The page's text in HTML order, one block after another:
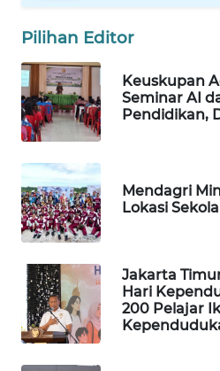
Pilihan Editor
Keuskupan
Seminar AI
Pendidikan,
Mendagri
Lokasi
Jakarta
Hari
200 Pelajar
DESA
LAPAK
WAHANA
Wahana
Network
KONSUMEN
MASYARAKAT
KELISTRIKAN
WALINKI